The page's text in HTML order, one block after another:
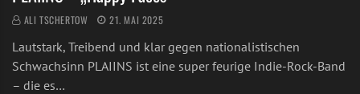
ALI TSCHERTOW 21. MAI 2025
Lautstark, Treibend und klar gegen nationalistischen
Schwachsinn PLAIINS ist eine super feurige Indie-Rock-Band
– die es…